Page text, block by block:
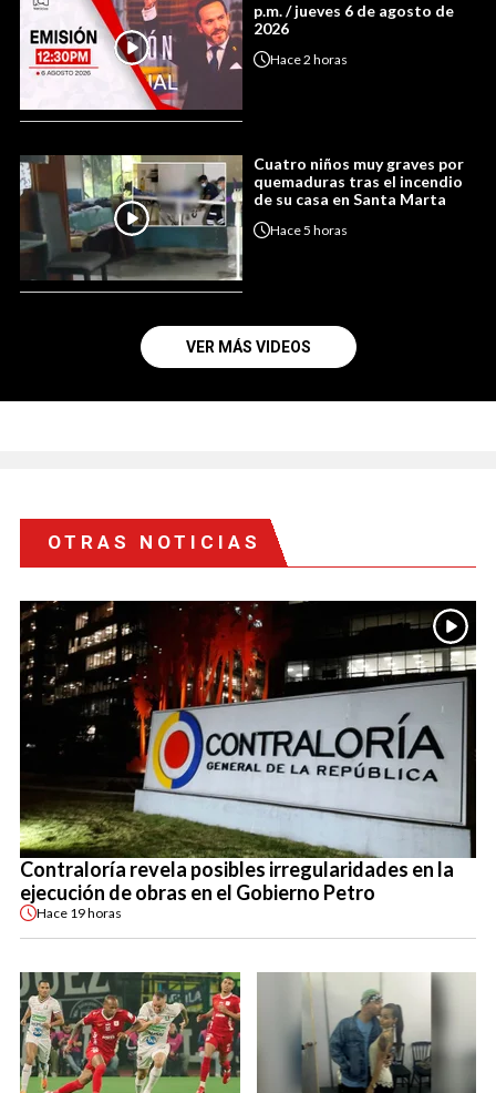
p.m. / jueves 6 de agosto de
2026
Hace2 horas
Cuatro niños muy graves por
quemaduras tras el incendio
de su casa en Santa Marta
Hace5 horas
VER MÁS VIDEOS
OTRAS NOTICIAS
Contraloría revela posibles irregularidades en la
ejecución de obras en el Gobierno Petro
Hace 19 horas